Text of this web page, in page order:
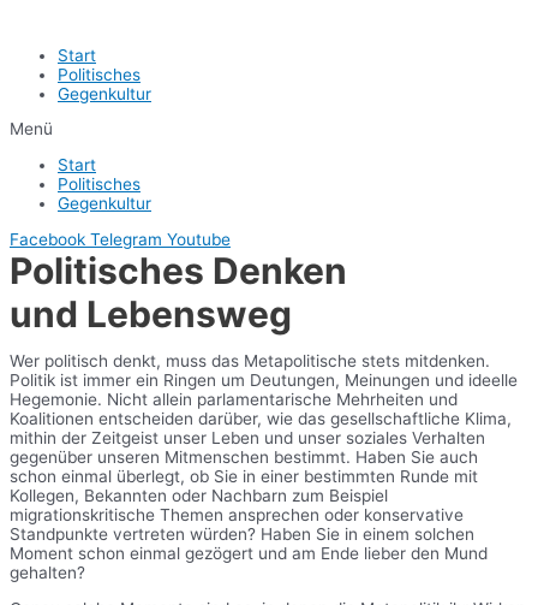
Start
Politisches
Gegenkultur
Menü
Start
Politisches
Gegenkultur
Facebook Telegram Youtube
Politisches Denken
und Lebensweg
Wer politisch denkt, muss das Metapolitische stets mitdenken.
Politik ist immer ein Ringen um Deutungen, Meinungen und ideelle
Hegemonie. Nicht allein parlamentarische Mehrheiten und
Koalitionen entscheiden darüber, wie das gesellschaftliche Klima,
mithin der Zeitgeist unser Leben und unser soziales Verhalten
gegenüber unseren Mitmenschen bestimmt. Haben Sie auch
schon einmal überlegt, ob Sie in einer bestimmten Runde mit
Kollegen, Bekannten oder Nachbarn zum Beispiel
migrationskritische Themen ansprechen oder konservative
Standpunkte vertreten würden? Haben Sie in einem solchen
Moment schon einmal gezögert und am Ende lieber den Mund
gehalten?